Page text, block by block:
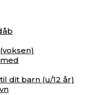
dit barn (u/12 år)